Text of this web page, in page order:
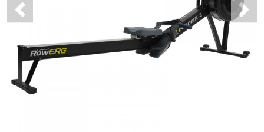
Previous Next